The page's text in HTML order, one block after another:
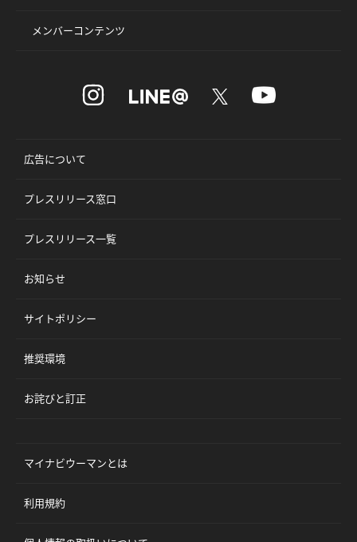
メンバーコンテンツ
広告について
プレスリリース窓口
プレスリリース一覧
お知らせ
サイトポリシー
推奨環境
お詫びと訂正
マイナビウーマンとは
利用規約